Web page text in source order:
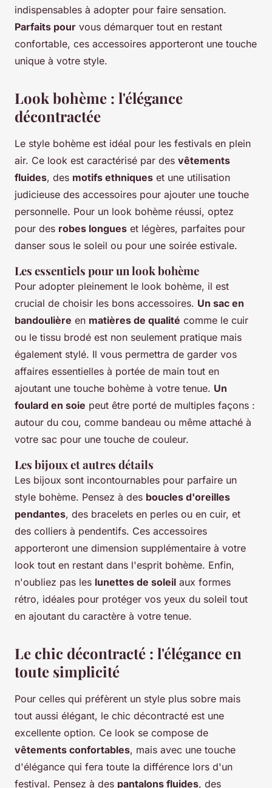
indispensables à adopter pour faire sensation.
Parfaits pour vous démarquer tout en restant
confortable, ces accessoires apporteront une touche
unique à votre style.
Look bohème : l'élégance
décontractée
Le style bohème est idéal pour les festivals en plein
air. Ce look est caractérisé par des vêtements
fluides, des motifs ethniques et une utilisation
judicieuse des accessoires pour ajouter une touche
personnelle. Pour un look bohème réussi, optez
pour des robes longues et légères, parfaites pour
danser sous le soleil ou pour une soirée estivale.
Les essentiels pour un look bohème
Pour adopter pleinement le look bohème, il est
crucial de choisir les bons accessoires. Un sac en
bandoulière en matières de qualité comme le cuir
ou le tissu brodé est non seulement pratique mais
également stylé. Il vous permettra de garder vos
affaires essentielles à portée de main tout en
ajoutant une touche bohème à votre tenue. Un
foulard en soie peut être porté de multiples façons :
autour du cou, comme bandeau ou même attaché à
votre sac pour une touche de couleur.
Les bijoux et autres détails
Les bijoux sont incontournables pour parfaire un
style bohème. Pensez à des boucles d'oreilles
pendantes, des bracelets en perles ou en cuir, et
des colliers à pendentifs. Ces accessoires
apporteront une dimension supplémentaire à votre
look tout en restant dans l'esprit bohème. Enfin,
n'oubliez pas les lunettes de soleil aux formes
rétro, idéales pour protéger vos yeux du soleil tout
en ajoutant du caractère à votre tenue.
Le chic décontracté : l'élégance en
toute simplicité
Pour celles qui préfèrent un style plus sobre mais
tout aussi élégant, le chic décontracté est une
excellente option. Ce look se compose de
vêtements confortables, mais avec une touche
d'élégance qui fera toute la différence lors d'un
festival. Pensez à des pantalons fluides, des